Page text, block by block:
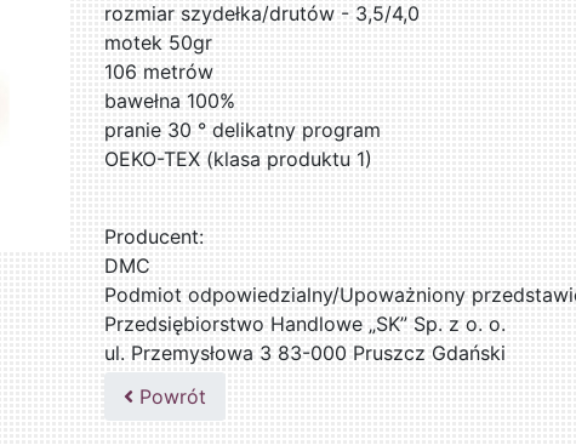
rozmiar szydełka/drutów - 3,5/4,0
motek 50gr
106 metrów
bawełna 100%
pranie 30 ° delikatny program
OEKO-TEX (klasa produktu 1)
Producent:
DMC
Podmiot odpowiedzialny/Upoważniony
Przedsiębiorstwo Handlowe „SK” Sp. z o. o.
ul. Przemysłowa 3 83-000 Pruszcz Gdański
509076255
Powrót